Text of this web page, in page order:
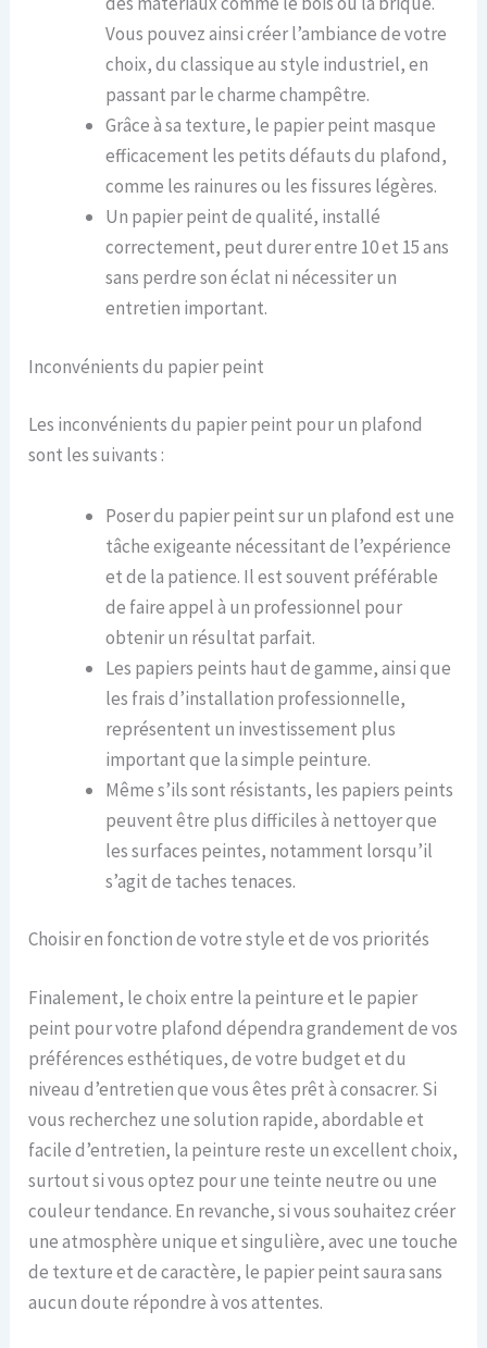
Vous pouvez ainsi créer l’ambiance de votre
choix, du classique au style industriel, en
passant par le charme champêtre.
Grâce à sa texture, le papier peint masque
efficacement les petits défauts du plafond,
comme les rainures ou les fissures légères.
Un papier peint de qualité, installé
correctement, peut durer entre 10 et 15 ans
sans perdre son éclat ni nécessiter un
entretien important.
Inconvénients du papier peint
Les inconvénients du papier peint pour un plafond
sont les suivants :
Poser du papier peint sur un plafond est une
tâche exigeante nécessitant de l’expérience
et de la patience. Il est souvent préférable
de faire appel à un professionnel pour
obtenir un résultat parfait.
Les papiers peints haut de gamme, ainsi que
les frais d’installation professionnelle,
représentent un investissement plus
important que la simple peinture.
Même s’ils sont résistants, les papiers peints
peuvent être plus difficiles à nettoyer que
les surfaces peintes, notamment lorsqu’il
s’agit de taches tenaces.
Choisir en fonction de votre style et de vos priorités
Finalement, le choix entre la peinture et le papier
peint pour votre plafond dépendra grandement de vos
préférences esthétiques, de votre budget et du
niveau d’entretien que vous êtes prêt à consacrer. Si
vous recherchez une solution rapide, abordable et
facile d’entretien, la peinture reste un excellent choix,
surtout si vous optez pour une teinte neutre ou une
couleur tendance. En revanche, si vous souhaitez créer
une atmosphère unique et singulière, avec une touche
de texture et de caractère, le papier peint saura sans
aucun doute répondre à vos attentes.